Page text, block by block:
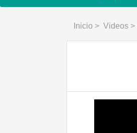
Inicio > Videos >